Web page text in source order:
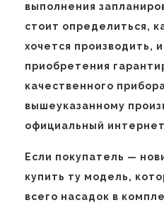
выполнения
стоит определиться,
хочется производить,
приобретения
качественного
вышеуказанному
официальный
Если покупатель —
купить ту модель,
всего насадок в